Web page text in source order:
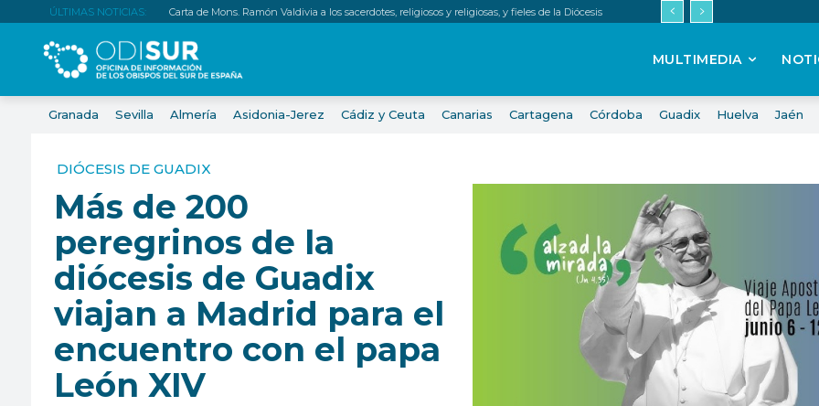
ÚLTIMAS NOTICIAS: Carta de Mons. Ramón Valdivia a los sacerdotes, religiosos y religiosas, y fieles de la Diócesis
MULTIMEDIA
Granada Sevilla Almería Asidonia-Jerez Cádiz y Ceuta Canarias Cartagena Córdoba Guadix Huelva Jaén
DIÓCESIS DE GUADIX
Más de 200
peregrinos de la
diócesis de Guadix
viajan a Madrid para el
encuentro con el papa
León XIV